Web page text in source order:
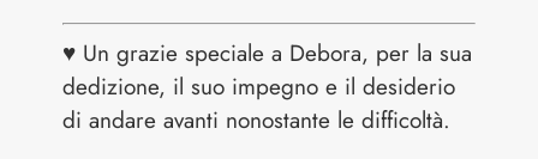
♥ Un grazie speciale a Debora, per la sua
dedizione, il suo impegno e il desiderio
di andare avanti nonostante le difficoltà.